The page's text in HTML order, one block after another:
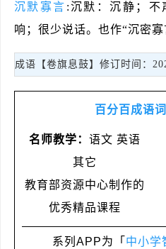
沉默寡言 :沉默：沉静；不
响；很少说话。也作“沉密寡
成语【卷旗息鼓】修订时间：
百分百成语
名师教学： 语文 英语
其它
教育部资源中心制作的
优秀精品课程
系列APP为「 中小学